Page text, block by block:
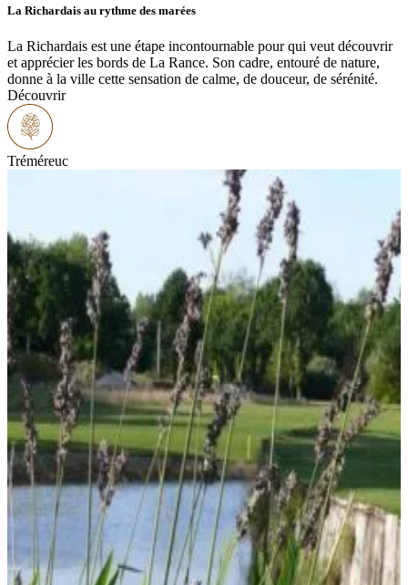
La Richardais au rythme des marées
La Richardais est une étape incontournable pour qui veut découvrir
et apprécier les bords de La Rance. Son cadre, entouré de nature,
donne à la ville cette sensation de calme, de douceur, de sérénité.
Découvrir
Tréméreuc